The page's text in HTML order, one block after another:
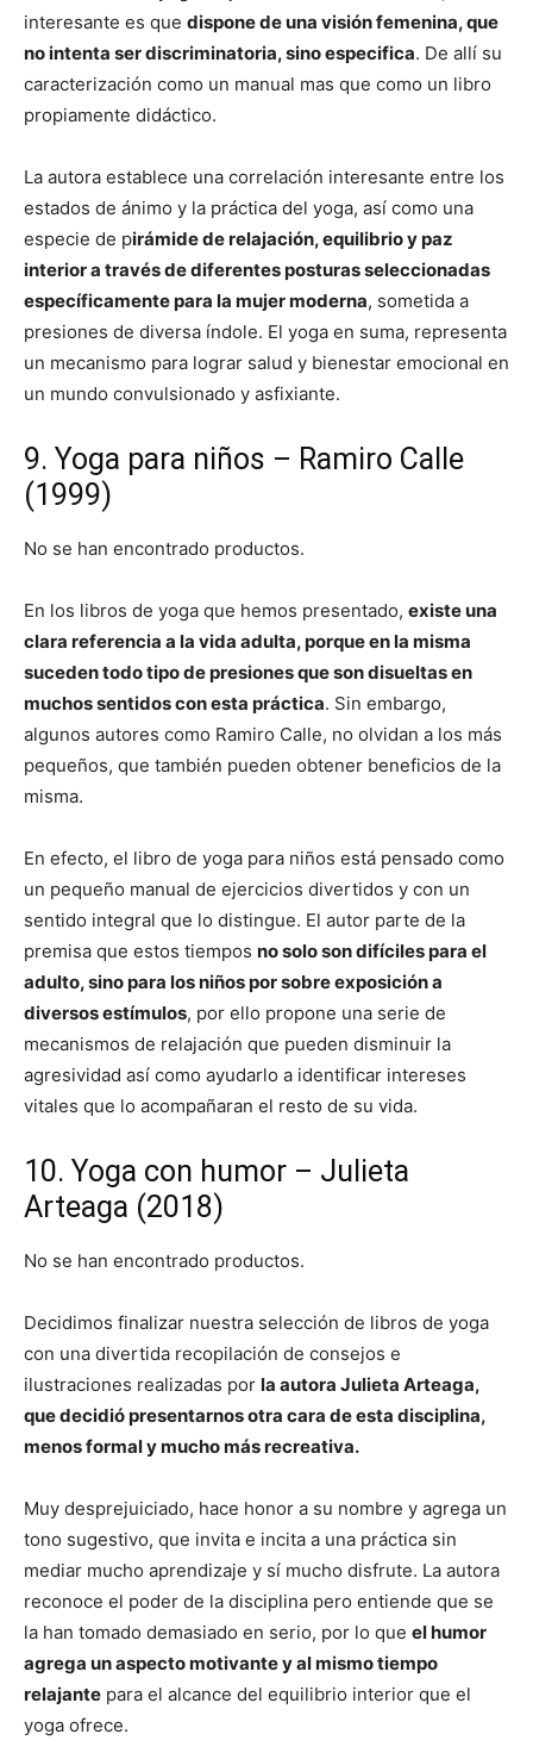
interesante es que dispone de una visión femenina, que
no intenta ser discriminatoria, sino especifica. De allí su
caracterización como un manual mas que como un libro
propiamente didáctico.
La autora establece una correlación interesante entre los
estados de ánimo y la práctica del yoga, así como una
especie de pirámide de relajación, equilibrio y paz
interior a través de diferentes posturas seleccionadas
específicamente para la mujer moderna, sometida a
presiones de diversa índole. El yoga en suma, representa
un mecanismo para lograr salud y bienestar emocional en
un mundo convulsionado y asfixiante.
9. Yoga para niños – Ramiro Calle
(1999)
No se han encontrado productos.
En los libros de yoga que hemos presentado, existe una
clara referencia a la vida adulta, porque en la misma
suceden todo tipo de presiones que son disueltas en
muchos sentidos con esta práctica. Sin embargo,
algunos autores como Ramiro Calle, no olvidan a los más
pequeños, que también pueden obtener beneficios de la
misma.
En efecto, el libro de yoga para niños está pensado como
un pequeño manual de ejercicios divertidos y con un
sentido integral que lo distingue. El autor parte de la
premisa que estos tiempos no solo son difíciles para el
adulto, sino para los niños por sobre exposición a
diversos estímulos, por ello propone una serie de
mecanismos de relajación que pueden disminuir la
agresividad así como ayudarlo a identificar intereses
vitales que lo acompañaran el resto de su vida.
10. Yoga con humor – Julieta
Arteaga (2018)
No se han encontrado productos.
Decidimos finalizar nuestra selección de libros de yoga
con una divertida recopilación de consejos e
ilustraciones realizadas por la autora Julieta Arteaga,
que decidió presentarnos otra cara de esta disciplina,
menos formal y mucho más recreativa.
Muy desprejuiciado, hace honor a su nombre y agrega un
tono sugestivo, que invita e incita a una práctica sin
mediar mucho aprendizaje y sí mucho disfrute. La autora
reconoce el poder de la disciplina pero entiende que se
la han tomado demasiado en serio, por lo que el humor
agrega un aspecto motivante y al mismo tiempo
relajante para el alcance del equilibrio interior que el
yoga ofrece.